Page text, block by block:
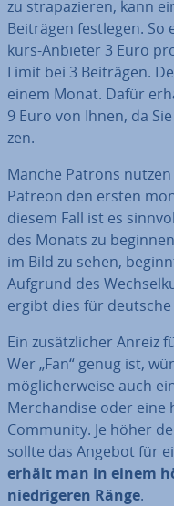
zu stra­pa­zie­ren, kann
Beiträgen festlegen.
kurs-Anbieter 3 Euro
Limit bei 3 Beiträgen.
einem Monat. Dafür
9 Euro von Ihnen, da
zen.
Manche Patrons nutzen
Patreon den ersten
diesem Fall ist es
des Monats zu
im Bild zu sehen,
Aufgrund des
ergibt dies für
Ein zu­sätz­li­cher Anreiz
Wer „Fan“ genug ist,
mög­li­cher­wei­se auch
Mer­chan­di­se oder eine
Community. Je höher
sollte das Angebot für
erhält man in einem
nied­ri­ge­ren Ränge.